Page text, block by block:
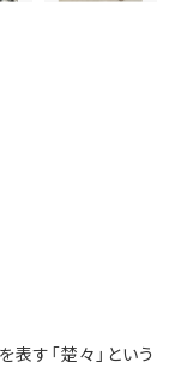
す「楚々」という